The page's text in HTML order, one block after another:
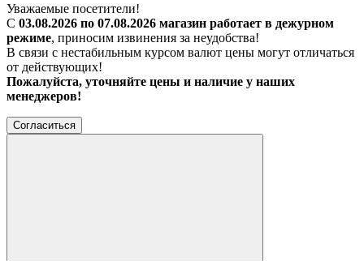
Уважаемые посетители!
С 03.08.2026 по 07.08.2026 магазин работает в дежурном
режиме, приносим извинения за неудобства!
В связи с нестабильным курсом валют цены могут отличаться
от действующих!
Пожалуйста, уточняйте цены и наличие у наших
менеджеров!
Согласиться